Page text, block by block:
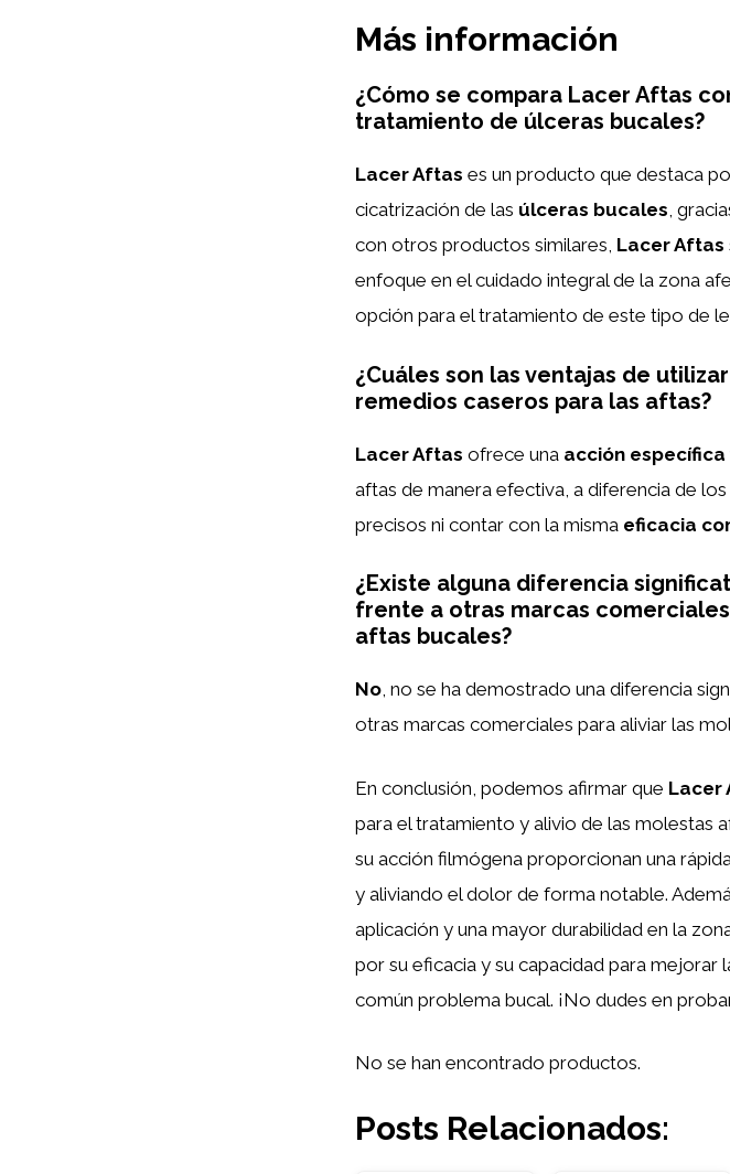
Más información
¿Cómo se compara Lacer Aftas
tratamiento de úlceras bucales?
Lacer Aftas es un producto que destaca
cicatrización de las úlceras bucales,
con otros productos similares, Lacer Aftas
enfoque en el cuidado integral de la zona
opción para el tratamiento de este tipo de
¿Cuáles son las ventajas de
remedios caseros para las aftas?
Lacer Aftas ofrece una acción
aftas de manera efectiva, a diferencia de los
precisos ni contar con la misma eficacia
¿Existe alguna diferencia
frente a otras marcas
aftas bucales?
No, no se ha demostrado una diferencia
otras marcas comerciales para aliviar las
En conclusión, podemos afirmar que Lacer
para el tratamiento y alivio de las molestas
su acción filmógena proporcionan una
y aliviando el dolor de forma notable.
aplicación y una mayor durabilidad en la
por su eficacia y su capacidad para mejorar
común problema bucal. ¡No dudes en
No se han encontrado productos.
Posts Relacionados: